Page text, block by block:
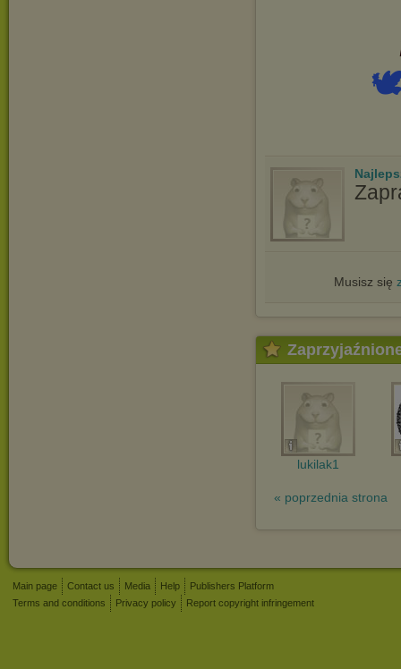
Musisz się
lukilak1
« poprzednia strona
Main page Contact us Media Help
Publishers Platform
Terms and conditions
Privacy policy Report copyright infringement